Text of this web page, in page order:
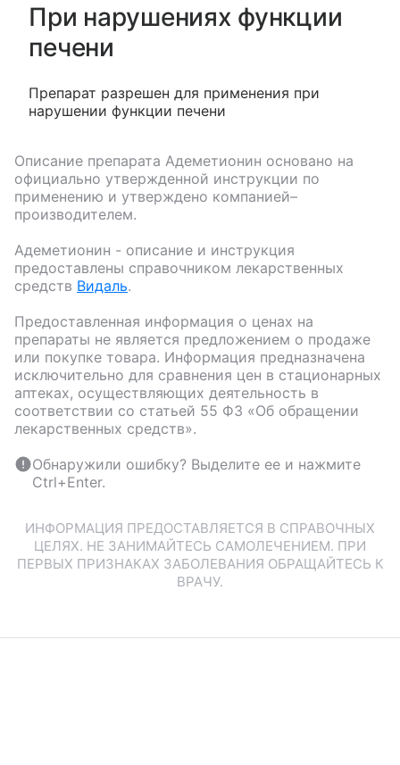
При нарушениях функции
печени
Препарат разрешен для применения при
нарушении функции печени
Описание препарата Адеметионин основано на
официально утвержденной инструкции по
применению и утверждено компанией–
производителем.
Адеметионин - описание и инструкция
предоставлены справочником лекарственных
средств Видаль.
Предоставленная информация о ценах на
препараты не является предложением о продаже
или покупке товара. Информация предназначена
исключительно для сравнения цен в стационарных
аптеках, осуществляющих деятельность в
соответствии со статьей 55 ФЗ «Об обращении
лекарственных средств».
Обнаружили ошибку? Выделите ее и нажмите
Ctrl+Enter.
ИНФОРМАЦИЯ ПРЕДОСТАВЛЯЕТСЯ В СПРАВОЧНЫХ
ЦЕЛЯХ. НЕ ЗАНИМАЙТЕСЬ САМОЛЕЧЕНИЕМ. ПРИ
ПЕРВЫХ ПРИЗНАКАХ ЗАБОЛЕВАНИЯ ОБРАЩАЙТЕСЬ К
ВРАЧУ.